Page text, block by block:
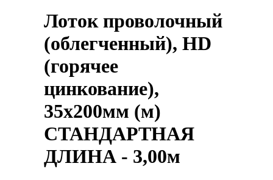
Лоток проволочный
(облегченный), HD
(горячее
цинкование),
35х200мм (м)
СТАНДАРТНАЯ
ДЛИНА - 3,00м